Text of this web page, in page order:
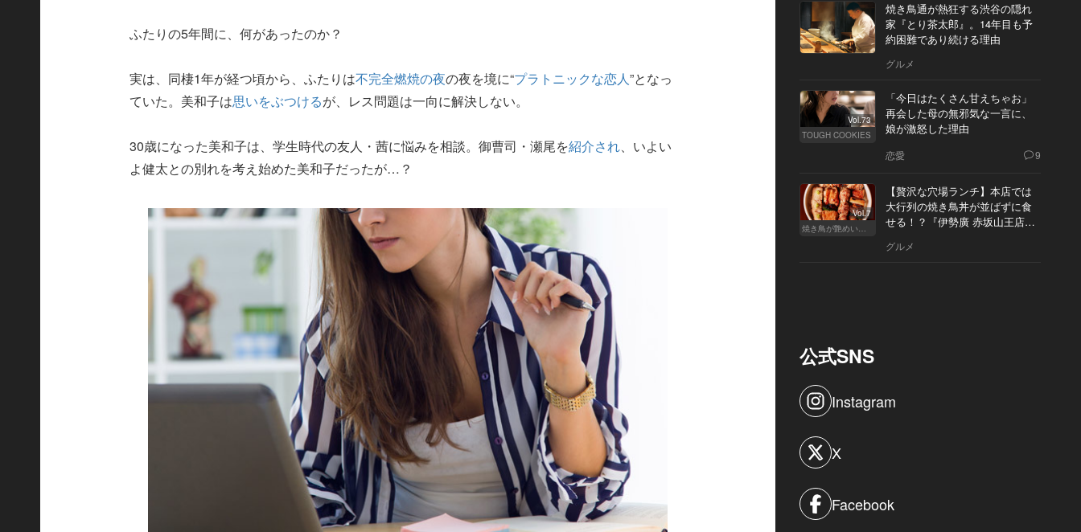
ふたりの5年間に、何があったのか？
実は、同棲1年が経つ頃から、ふたりは不完全燃焼の夜の夜を境に“プラトニックな恋人”となっ
ていた。美和子は思いをぶつけるが、レス問題は一向に解決しない。
30歳になった美和子は、学生時代の友人・茜に悩みを相談。御曹司・瀬尾を紹介され、いよい
よ健太との別れを考え始めた美和子だったが…？
焼き鳥通が熱狂する渋谷の隠れ
家『とり茶太郎』。14年目も予
約困難であり続ける理由
グルメ
Vol.73
TOUGH COOKIES
「今日はたくさん甘えちゃお」
再会した母の無邪気な一言に、
娘が激怒した理由
恋愛 9
Vol.7
焼き鳥が艶めいてきた
【贅沢な穴場ランチ】本店では
大行列の焼き鳥丼が並ばずに食
せる！？『伊勢廣 赤坂山王店』
グルメ
公式SNS
Instagram
X
Facebook